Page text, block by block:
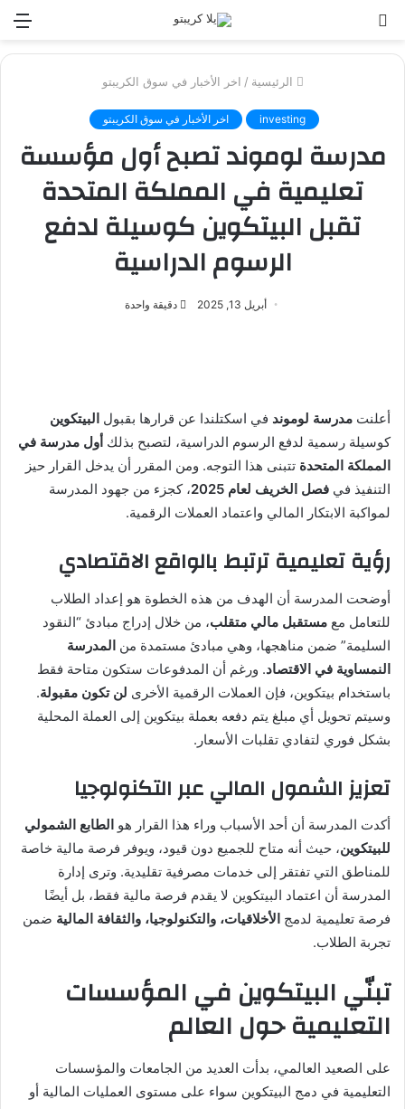
الرئيسية / اخر الأخبار في سوق الكريبتو
investing اخر الأخبار في سوق الكريبتو
مدرسة لوموند تصبح أول مؤسسة
تعليمية في المملكة المتحدة
تقبل البيتكوين كوسيلة لدفع
الرسوم الدراسية
أبريل 13, 2025 دقيقة واحدة
أعلنت مدرسة لوموند في اسكتلندا عن قرارها بقبول البيتكوين
كوسيلة رسمية لدفع الرسوم الدراسية، لتصبح بذلك أول مدرسة في
المملكة المتحدة تتبنى هذا التوجه. ومن المقرر أن يدخل القرار حيز
التنفيذ في فصل الخريف لعام 2025
، كجزء من جهود المدرسة
لمواكبة الابتكار المالي واعتماد العملات الرقمية.
رؤية تعليمية ترتبط بالواقع الاقتصادي
أوضحت المدرسة أن الهدف من هذه الخطوة هو إعداد الطلاب
للتعامل مع مستقبل مالي متقلب، من خلال إدراج مبادئ “النقود
السليمة” ضمن مناهجها، وهي مبادئ مستمدة من المدرسة
النمساوية في الاقتصاد. ورغم أن المدفوعات ستكون متاحة فقط
باستخدام بيتكوين، فإن العملات الرقمية الأخرى لن تكون مقبولة.
وسيتم تحويل أي مبلغ يتم دفعه بعملة بيتكوين إلى العملة المحلية
بشكل فوري لتفادي تقلبات الأسعار.
تعزيز الشمول المالي عبر التكنولوجيا
أكدت المدرسة أن أحد الأسباب وراء هذا القرار هو الطابع الشمولي
للبيتكوين، حيث أنه متاح للجميع دون قيود، ويوفر فرصة مالية خاصة
للمناطق التي تفتقر إلى خدمات مصرفية تقليدية. وترى إدارة
المدرسة أن اعتماد البيتكوين لا يقدم فرصة مالية فقط، بل أيضًا
فرصة تعليمية لدمج الأخلاقيات، والتكنولوجيا، والثقافة المالية ضمن
تجربة الطلاب.
تبنّي البيتكوين في المؤسسات
التعليمية حول العالم
على الصعيد العالمي، بدأت العديد من الجامعات والمؤسسات
التعليمية في دمج البيتكوين سواء على مستوى العمليات المالية أو